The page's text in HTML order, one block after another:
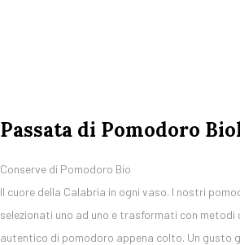
Passata di Pomodoro
Conserve di Pomodoro Bio
Il cuore della Calabria in ogni vaso. I nostri
selezionati uno ad uno e trasformati con
autentico di pomodoro appena colto. Un gusto